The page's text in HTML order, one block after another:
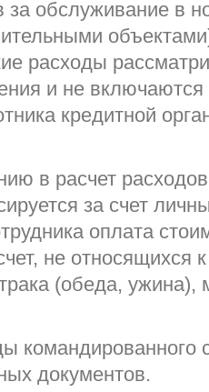
за обслуживание в
расходы
и не включаются
кредитной
в расчет
за счет
оплата
не относящихся
(обеда, ужина),
командированного
документов.